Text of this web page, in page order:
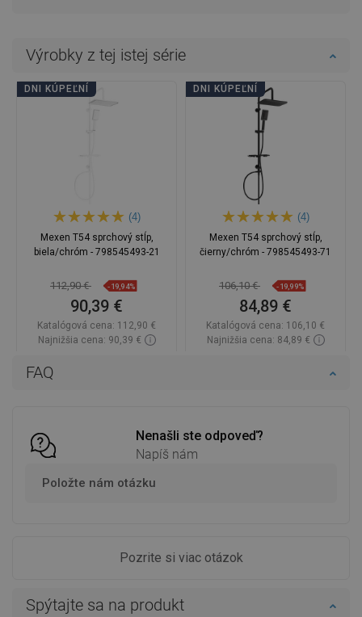
FAQ
Nenašli ste odpoveď?
Napíš nám
Položte nám otázku
Pozrite si viac otázok
Spýtajte sa na produkt
Výrobky z tej istej série
DNI KÚPEĽNÍ
(4)
Mexen T54 sprchový stĺp,
biela/chróm - 798545493-21
112,90 € -19,94%
90,39 €
Katalógová cena: 112,90 €
Najnižšia cena: 90,39 €
DNI KÚPEĽNÍ
(4)
Mexen T54 sprchový stĺp,
čierny/chróm - 798545493-71
106,10 € -19,99%
84,89 €
Katalógová cena: 106,10 €
Najnižšia cena: 84,89 €